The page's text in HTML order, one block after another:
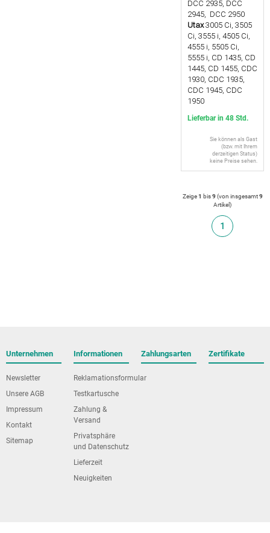
DCC 2935, DCC
2945, DCC 2950
Utax3005 Ci, 3505
Ci, 3555 i, 4505 Ci,
4555 i, 5505 Ci,
5555 i, CD 1435, CD
1445, CD 1455, CDC
1930, CDC 1935,
CDC 1945, CDC
1950
Lieferbar in 48 Std.
Sie können als Gast
(bzw. mit Ihrem
derzeitigen Status)
keine Preise sehen.
Zeige1 bis9(von insgesamt9
Artikel)
1
Unternehmen
Newsletter
Unsere AGB
Impressum
Kontakt
Sitemap
Informationen
Reklamationsformular
Testkartusche
Zahlung &
Versand
Privatsphäre
und Datenschutz
Lieferzeit
Neuigkeiten
Zahlungsarten Zertifikate